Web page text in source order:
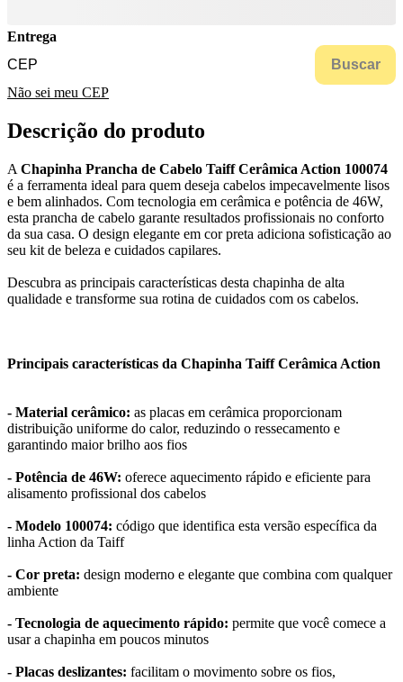
Entrega
Buscar
Não sei meu CEP
Descrição do produto
A Chapinha Prancha de Cabelo Taiff Cerâmica Action 100074
é a ferramenta ideal para quem deseja cabelos impecavelmente lisos
e bem alinhados. Com tecnologia em cerâmica e potência de 46W,
esta prancha de cabelo garante resultados profissionais no conforto
da sua casa. O design elegante em cor preta adiciona sofisticação ao
seu kit de beleza e cuidados capilares.
Descubra as principais características desta chapinha de alta
qualidade e transforme sua rotina de cuidados com os cabelos.
Principais características da Chapinha Taiff Cerâmica Action
- Material cerâmico: as placas em cerâmica proporcionam
distribuição uniforme do calor, reduzindo o ressecamento e
garantindo maior brilho aos fios
- Potência de 46W: oferece aquecimento rápido e eficiente para
alisamento profissional dos cabelos
- Modelo 100074: código que identifica esta versão específica da
linha Action da Taiff
- Cor preta: design moderno e elegante que combina com qualquer
ambiente
- Tecnologia de aquecimento rápido: permite que você comece a
usar a chapinha em poucos minutos
- Placas deslizantes: facilitam o movimento sobre os fios,